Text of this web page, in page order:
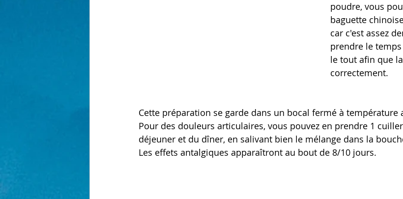
poudre, vous
baguette
car c'est assez
prendre le
le tout afin que
correctement.
Cette préparation se garde dans un bocal fermé à température
Pour des douleurs articulaires, vous pouvez en prendre 1
déjeuner et du dîner, en salivant bien le mélange dans la
Les effets antalgiques apparaîtront au bout de 8/10 jours.